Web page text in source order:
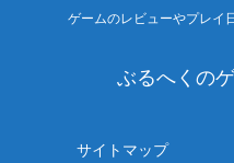
ゲームのレビューやプレイ
ぶるへくの
サイトマップ